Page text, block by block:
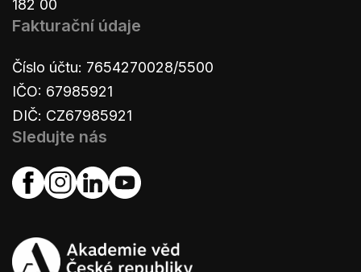
182 00
Fakturační údaje
Číslo účtu: 7654270028/5500
IČO: 67985921
DIČ: CZ67985921
Sledujte nás